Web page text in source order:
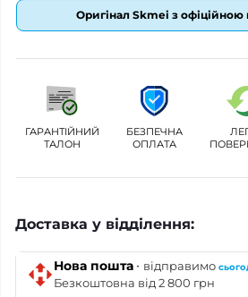
Оригінал Skmei з офіційною
ГАРАНТІЙНИЙ
ТАЛОН
БЕЗПЕЧНА
ОПЛАТА
Доставка у відділення:
Нова пошта · відправимо
Безкоштовна від 2 800 грн